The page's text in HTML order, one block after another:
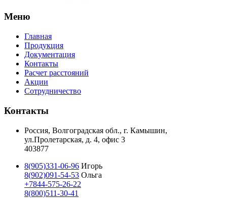
Меню
Главная
Продукция
Документация
Контакты
Расчет расстояний
Акции
Сотрудничество
Контакты
Россия, Волгоградская обл., г. Камышин,
ул.Пролетарская, д. 4, офис 3
403877
8(905)331-06-96 Игорь
8(902)091-54-53 Ольга
+7844-575-26-22
8(800)511-30-41